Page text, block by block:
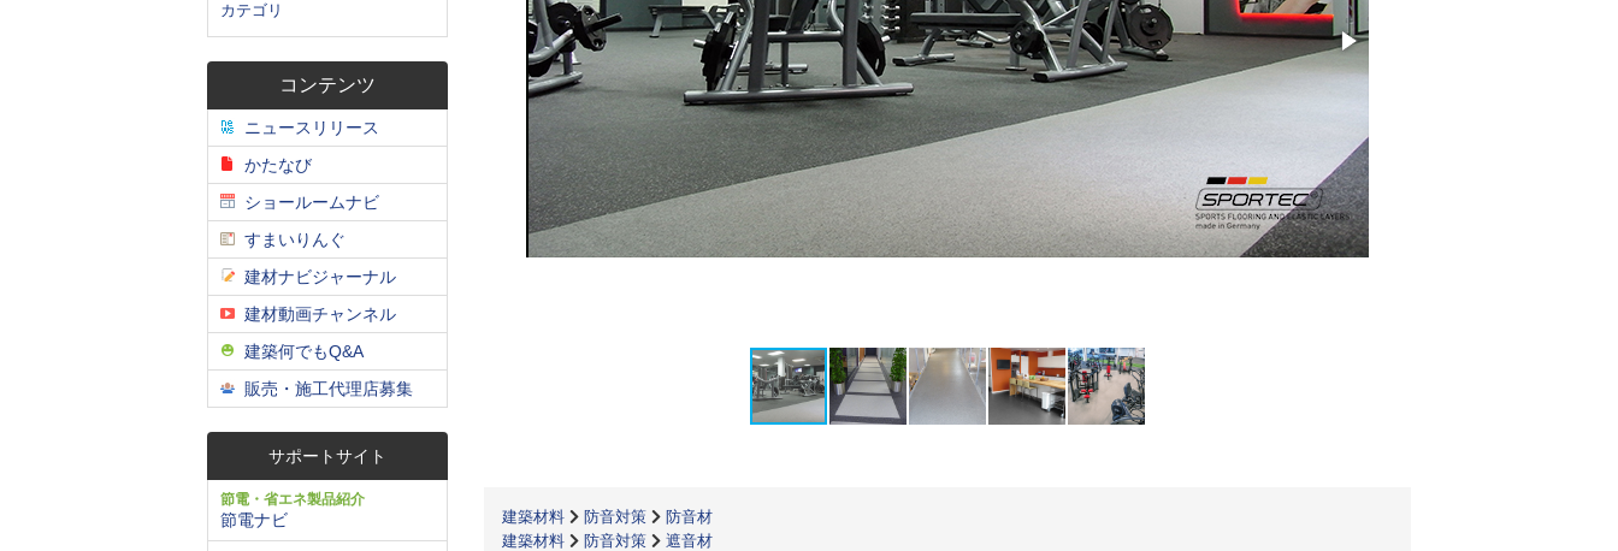
カテゴリ
コンテンツ
ニュースリリース
かたなび
ショールームナビ
すまいりんぐ
建材ナビジャーナル
建材動画チャンネル
建築何でもQ&A
販売・施工代理店募集
サポートサイト
節電・省エネ製品紹介
節電ナビ 建築材料 防音対策
防音材
建築材料
防音対策
遮音材